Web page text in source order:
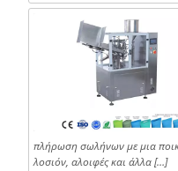
πλήρωση σωλήνων με μια
λοσιόν, αλοιφές και άλλα […]